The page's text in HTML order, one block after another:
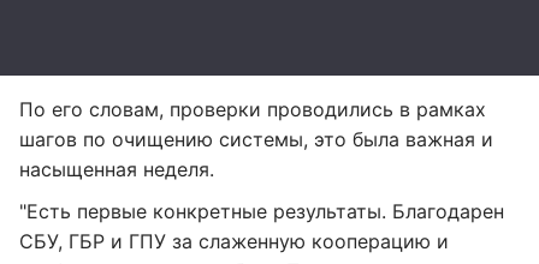
По его словам, проверки проводились в рамках
шагов по очищению системы, это была важная и
насыщенная неделя.
"Есть первые конкретные результаты. Благодарен
СБУ, ГБР и ГПУ за слаженную кооперацию и